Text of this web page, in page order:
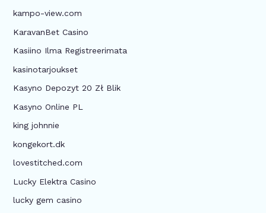
kampo-view.com
KaravanBet Casino
Kasiino Ilma Registreerimata
kasinotarjoukset
Kasyno Depozyt 20 Zł Blik
Kasyno Online PL
king johnnie
kongekort.dk
lovestitched.com
Lucky Elektra Casino
lucky gem casino